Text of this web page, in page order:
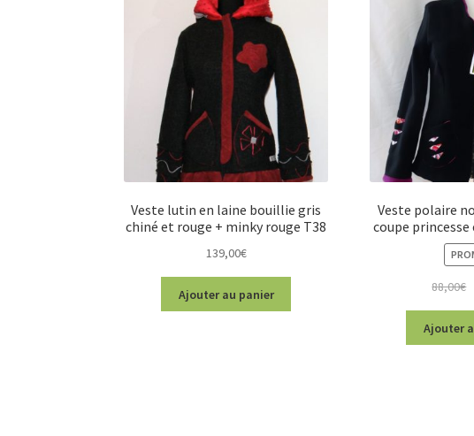
Veste lutin en laine bouillie gris
chiné et rouge + minky rouge T38
139,00€
Ajouter au panier
Veste polaire
coupe
88,00€
Ajouter